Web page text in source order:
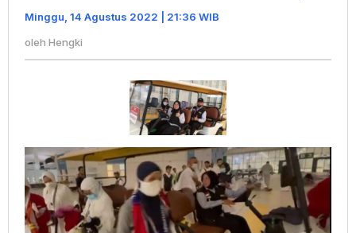
Rela
Sopir
Mobil
Golf
demi
Membawa
Jamaah
Haji
Minggu, 14 Agustus 2022 | 21:36 WIB
oleh Hengki